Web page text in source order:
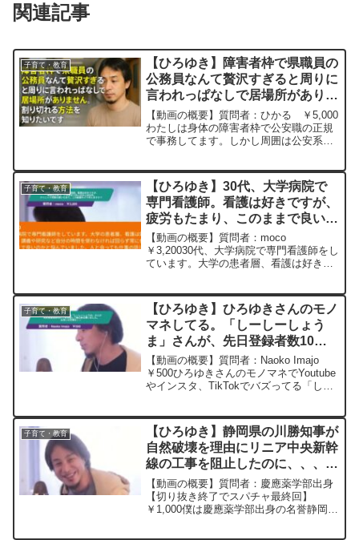
関連記事
子育て・教育
【ひろゆき】障害者枠で県職員の
公務員なんて贅沢すぎると周りに
言われっぱなしで居場所がありま
せん。割り切れる方法を知りたい
ですー ひろゆき切り抜き
20250804
【動画の概要】質問者：ひかる ￥5,000
わたしは身体の障害者枠で公安職の正規
で事務してます。しかし周囲は公安系で
なのかと諦めつつ暇な業務中に勉強した
りしてます。障害者...
子育て・教育
【ひろゆき】30代、大学病院で
専門看護師。看護は好きですが、
疲労もたまり、このままで良いの
かと悩み中。クリニック開業の誘
いもあり。ひろゆきさんなら、こ
の転職をどう考えますか？ー
【動画の概要】質問者：moco
￥3,20030代、大学病院で専門看護師をし
ています。大学の患者層、看護は好きで
ば回らず常に仕事が頭にあります。疲労
もたまり、このままで...
子育て・教育
【ひろゆき】ひろゆきさんのモノ
マネしてる。「しーしーしょう
ま」さんが、先日登録者数10万
人を突破して銀の盾を貰いまし
た。お祝いの言葉をー ひろゆき
切り抜き 20240326
【動画の概要】質問者：Naoko Imajo
￥500ひろゆきさんのモノマネでYoutube
やインスタ、TikTokでバズってる「しー
ろゆきさんの登録者数には遠く及び...
子育て・教育
【ひろゆき】静岡県の川勝知事が
自然破壊を理由にリニア中央新幹
線の工事を阻止したのに、、、
ー ひろゆき切り抜き
20240404
【動画の概要】質問者：慶應薬学部出身
【切り抜き終了でスパチャ最終回】
￥1,000僕は慶應薬学部出身の名誉静岡県